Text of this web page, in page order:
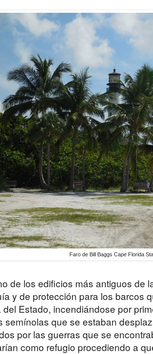
Faro de Bill Baggs Cape Florida
de los edificios más antiguos de
y de protección para los barcos
del Estado, incendiándose por
semínolas que se estaban
por las guerras que se
como refugio procediendo a